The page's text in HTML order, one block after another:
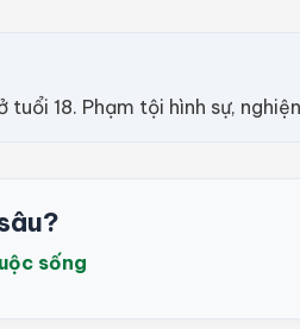
18. Phạm tội hình sự,
sống